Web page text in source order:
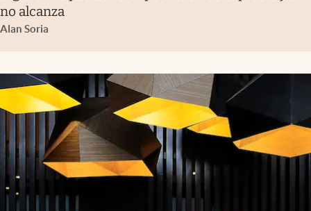
no alcanza
Alan Soria